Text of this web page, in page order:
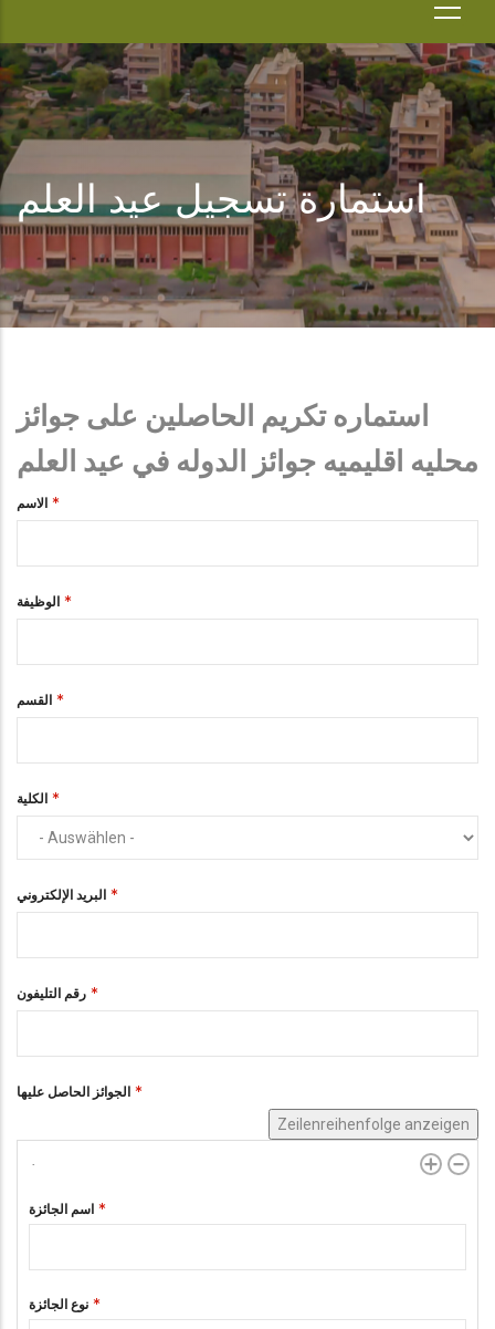
استمارة تسجيل عيد العلم
استماره تكريم الحاصلين على جوائز
محليه اقليميه جوائز الدوله في عيد العلم
الاسم
الوظيفة
القسم
الكلية
البريد الإلكتروني
رقم التليفون
الجوائز الحاصل عليها
Zeilenreihenfolge anzeigen
اسم الجائزة
نوع الجائزة